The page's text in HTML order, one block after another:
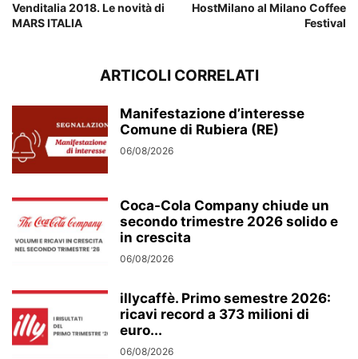
Venditalia 2018. Le novità di
MARS ITALIA
HostMilano al Milano Coffee
Festival
ARTICOLI CORRELATI
Manifestazione d’interesse
Comune di Rubiera (RE)
06/08/2026
Coca-Cola Company chiude un
secondo trimestre 2026 solido e
in crescita
06/08/2026
illycaffè. Primo semestre 2026:
ricavi record a 373 milioni di
euro...
06/08/2026